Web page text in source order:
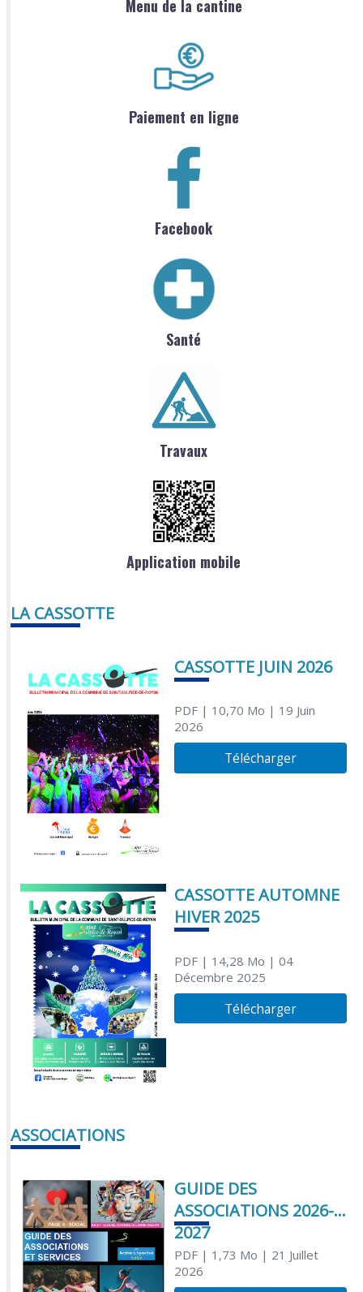
Menu de la cantine
Paiement en ligne
Facebook
Santé
Travaux
Application mobile
LA CASSOTTE
CASSOTTE JUIN 2026
PDF| 10,70 Mo | 19 Juin
2026
Télécharger
CASSOTTE AUTOMNE
HIVER 2025
PDF| 14,28 Mo | 04
Décembre 2025
Télécharger
ASSOCIATIONS
GUIDE DES
ASSOCIATIONS 2026-
2027
PDF| 1,73 Mo | 21 Juillet
2026